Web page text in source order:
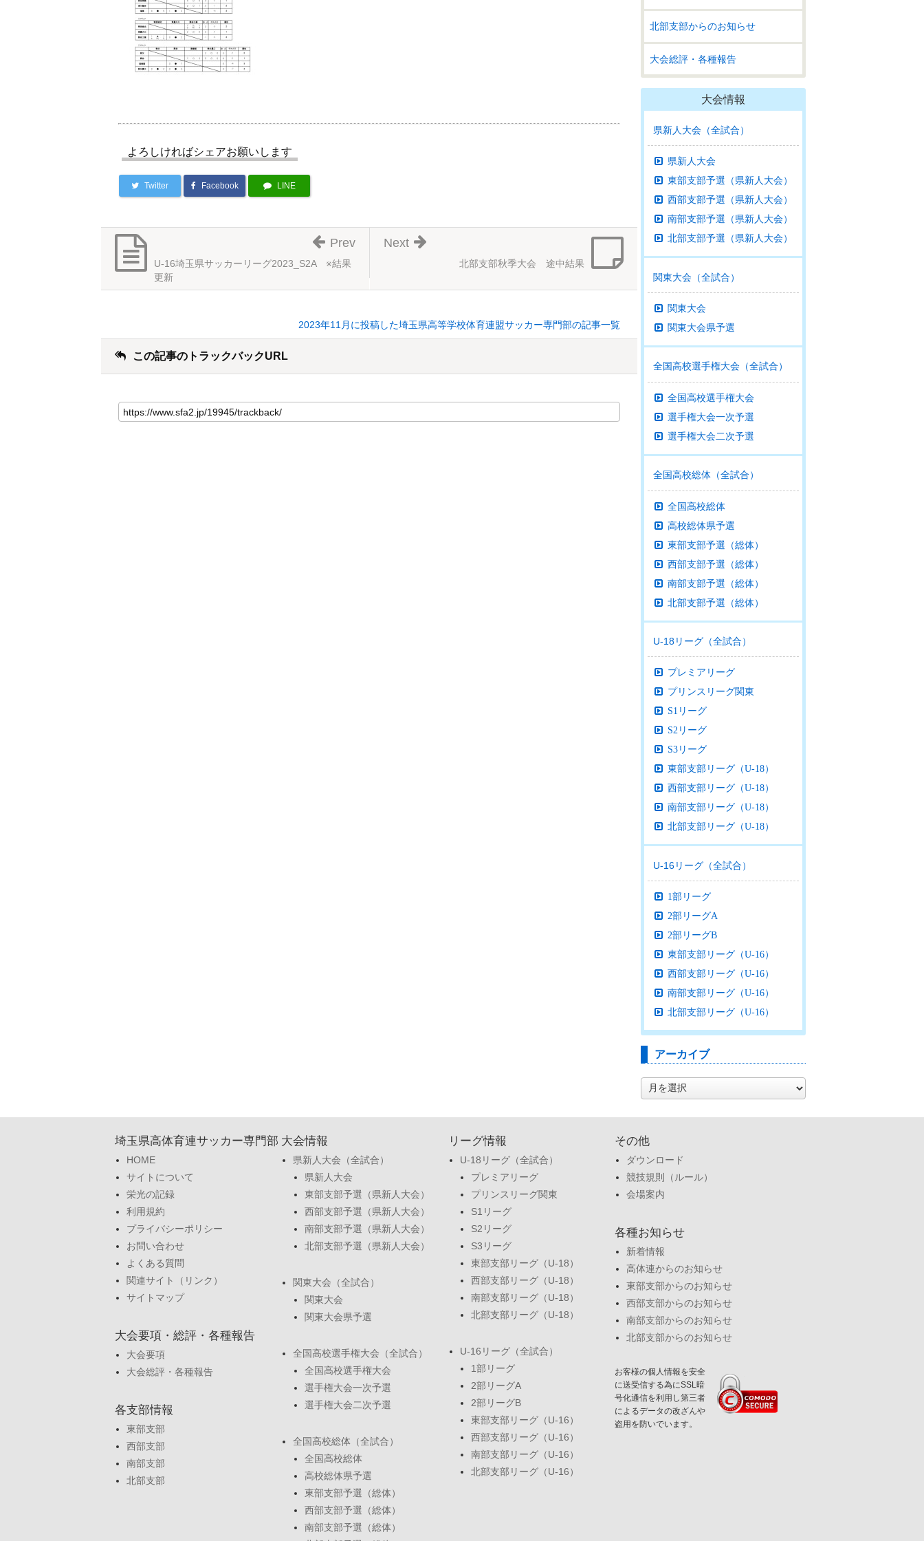
よろしければシェアお願いします
Twitter Facebook LINE
北部支部秋季大会 途中結果
Next
U-16埼玉県サッカーリーグ2023_S2A ※結果
更新
Prev
2023年11月に投稿した埼玉県高等学校体育連盟サッカー専門部の記事一覧
この記事のトラックバックURL
北部支部からのお知らせ
大会総評・各種報告
大会情報
県新人大会（全試合）
県新人大会
東部支部予選（県新人大会）
西部支部予選（県新人大会）
南部支部予選（県新人大会）
北部支部予選（県新人大会）
関東大会（全試合）
関東大会
関東大会県予選
全国高校選手権大会（全試合）
全国高校選手権大会
選手権大会一次予選
選手権大会二次予選
全国高校総体（全試合）
全国高校総体
高校総体県予選
東部支部予選（総体）
西部支部予選（総体）
南部支部予選（総体）
北部支部予選（総体）
U-18リーグ（全試合）
プレミアリーグ
プリンスリーグ関東
S1リーグ
S2リーグ
S3リーグ
東部支部リーグ（U-18）
西部支部リーグ（U-18）
南部支部リーグ（U-18）
北部支部リーグ（U-18）
U-16リーグ（全試合）
1部リーグ
2部リーグA
2部リーグB
東部支部リーグ（U-16）
西部支部リーグ（U-16）
南部支部リーグ（U-16）
北部支部リーグ（U-16）
アーカイブ
ー
ブ
埼玉県高体育連サッカー専門部
HOME
サイトについて
栄光の記録
利用規約
プライバシーポリシー
お問い合わせ
よくある質問
関連サイト（リンク）
サイトマップ
大会要項・総評・各種報告
大会要項
大会総評・各種報告
各支部情報
東部支部
西部支部
南部支部
北部支部
大会情報
県新人大会（全試合）
県新人大会
東部支部予選（県新人大会）
西部支部予選（県新人大会）
南部支部予選（県新人大会）
北部支部予選（県新人大会）
関東大会（全試合）
関東大会
関東大会県予選
全国高校選手権大会（全試合）
全国高校選手権大会
選手権大会一次予選
選手権大会二次予選
全国高校総体（全試合）
全国高校総体
高校総体県予選
東部支部予選（総体）
西部支部予選（総体）
南部支部予選（総体）
リーグ情報
U-18リーグ（全試合）
プレミアリーグ
プリンスリーグ関東
S1リーグ
S2リーグ
S3リーグ
東部支部リーグ（U-18）
西部支部リーグ（U-18）
南部支部リーグ（U-18）
北部支部リーグ（U-18）
U-16リーグ（全試合）
1部リーグ
2部リーグA
2部リーグB
東部支部リーグ（U-16）
西部支部リーグ（U-16）
南部支部リーグ（U-16）
北部支部リーグ（U-16）
その他
ダウンロード
競技規則（ルール）
会場案内
各種お知らせ
新着情報
高体連からのお知らせ
東部支部からのお知らせ
西部支部からのお知らせ
南部支部からのお知らせ
北部支部からのお知らせ
お客様の個人情報を安全
に送受信する為にSSL暗
号化通信を利用し第三者
によるデータの改ざんや
盗用を防いでいます。